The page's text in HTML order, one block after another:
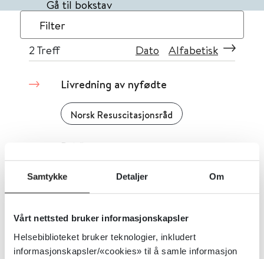
Samtykke Detaljer Om
Vårt nettsted bruker informasjonskapsler
Helsebiblioteket bruker teknologier, inkludert
informasjonskapsler/«cookies» til å samle informasjon
Gå til bokstav
Filter
2 Treff Dato Alfabetisk
Livredning av nyfødte
Norsk Resuscitasjonsråd
Detaljer
Legemiddelhåndtering - NBFs
Norsk barnelegeforening